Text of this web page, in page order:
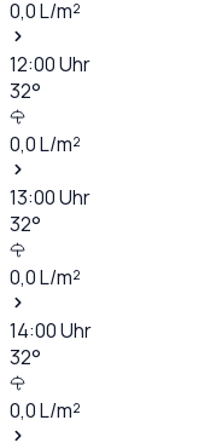
0,0L/m²
12:00Uhr
32°
0,0L/m²
13:00Uhr
32°
0,0L/m²
14:00Uhr
32°
0,0L/m²